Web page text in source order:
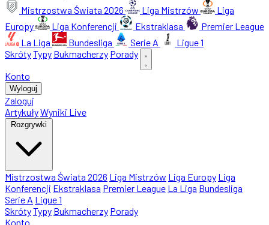
Mistrzostwa Świata 2026 Liga Mistrzów
Liga
Europy
Liga Konferencji Ekstraklasa
Premier League
La Liga
Bundesliga Serie A
Ligue 1
SkrótyTypy Bukmacherzy Porady
Konto
Wyloguj
Zaloguj
ArtykułyWyniki Live
Rozgrywki
Mistrzostwa Świata 2026 Liga Mistrzów Liga Europy Liga
Konferencji Ekstraklasa Premier League La Liga Bundesliga
Serie A Ligue 1
SkrótyTypy Bukmacherzy Porady
Konto